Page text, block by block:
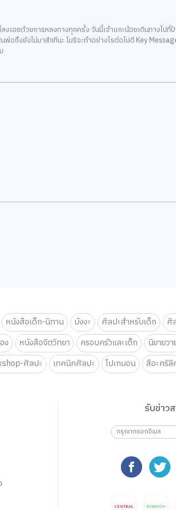
งเอยด้วยการหลงทางทุกครั้ง วันนี้เจ้าแกะน้อยเดินทางไป
ถึงยังไม่มาสักทีนะ โมริจะทำอย่างไรต่อไปดี Key
หนังสือเด็ก-นิทาน มังงะ ศิลปะสำหรับเด็ก
ศิ
ง หนังสือจิตวิทยา ครอบครัวและเด็ก นิยายวา
ศิลปะ เทคนิคศิลปะ โปเกมอน สีอะคริลิ
รับข่าว